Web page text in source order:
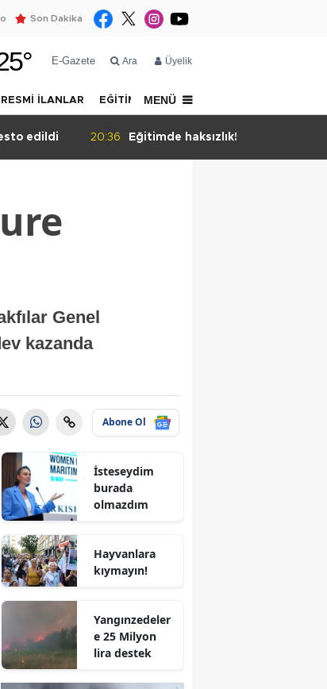
Son Dakika
° E-Gazete Ara Üyelik
RESMİ İLANLAR EĞİTİM YAZARLAR
MENÜ
19:28
CHP'li Belediye Başkanı
Genel
kazanda
Abone Ol
İsteseydim
burada
olmazdım
Hayvanlara
kıymayın!
Yangınzedeler
e 25 Milyon
lira destek